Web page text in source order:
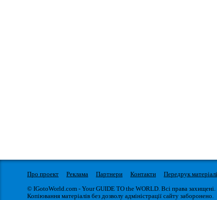
Про проект Реклама Партнери Контакти
Передрук
© IGotoWorld.com - Your GUIDE TO the WORLD. Всі права захищені.
Копіювання матеріалів без дозволу адміністрації сайту заборонено.